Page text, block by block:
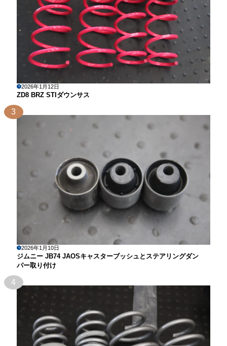
2026年1月12日
ZD8 BRZ STIダウンサス
3
2026年1月10日
ジムニー JB74 JAOSキャスターブッシュとステアリングダン
パー取り付け
4